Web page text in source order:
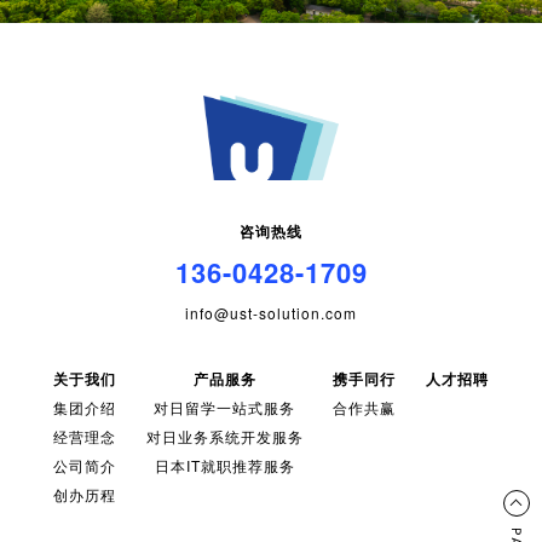
咨询热线
136-0428-1709
info@ust-solution.com
关于我们
集团介绍
经营理念
公司简介
创办历程
产品服务
对日留学一站式服务
对日业务系统开发服务
日本IT就职推荐服务
携手同行
合作共赢
人才招聘